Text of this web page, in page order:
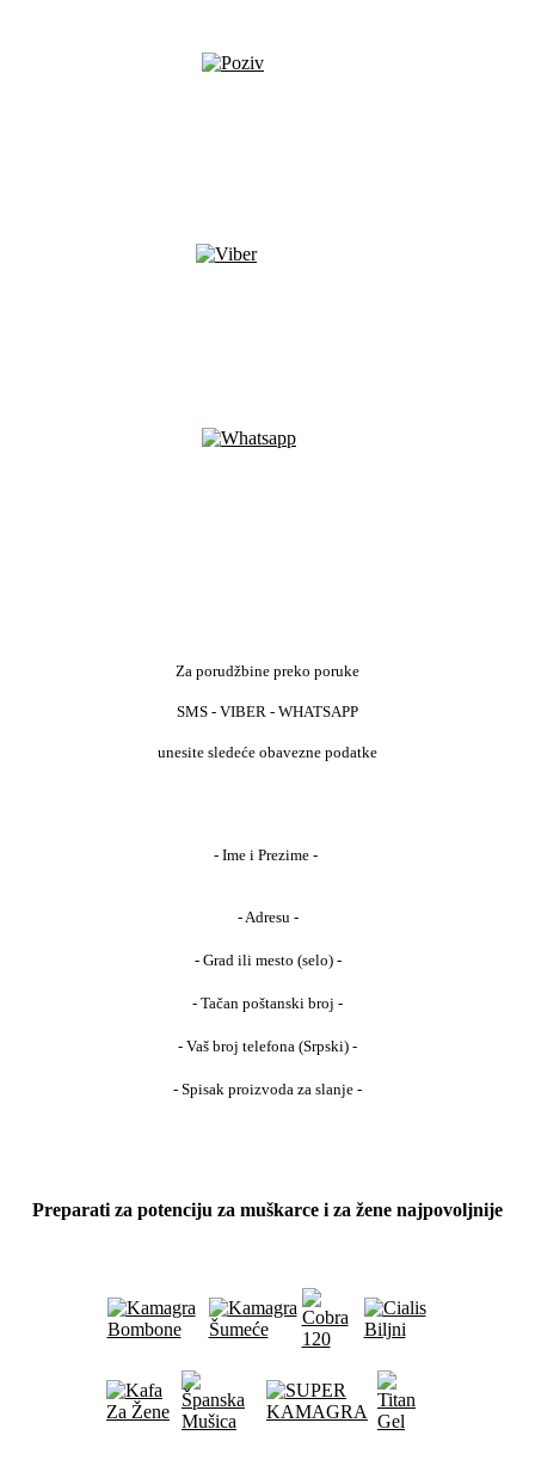
Za porudžbine preko poruke
SMS - VIBER - WHATSAPP
unesite sledeće obavezne podatke
- Ime i Prezime -
- Adresu -
- Grad ili mesto (selo) -
- Tačan poštanski broj -
- Vaš broj telefona (Srpski) -
- Spisak proizvoda za slanje -
Preparati za potenciju za muškarce i za žene najpovoljnije